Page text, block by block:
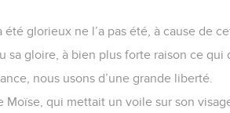
été glorieux ne l’a pas été, à cause de
sa gloire, à bien plus forte raison ce qui
nous usons d’une grande liberté.
Moïse, qui mettait un voile sur son